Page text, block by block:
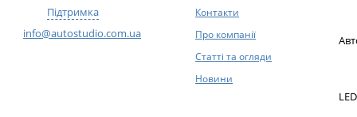
Підтримка
info@autostudio.com.ua
Контакти
Про компанії
Статті та огляди
Новини